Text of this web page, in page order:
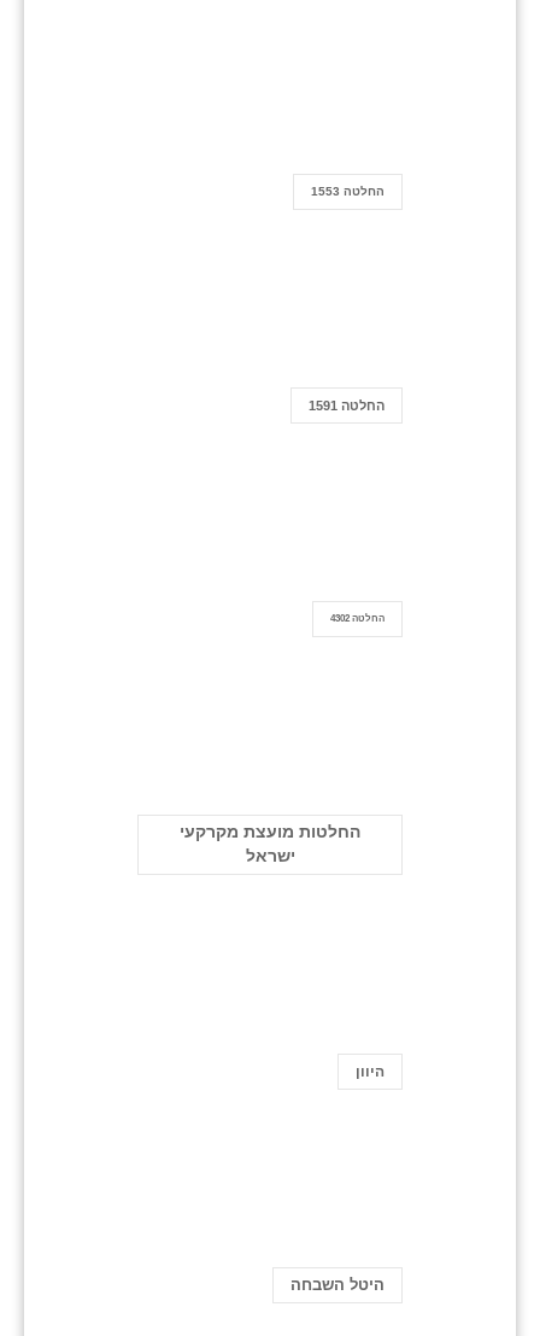
החלטה 1553
החלטה 1591
החלטה 4302
החלטות מועצת מקרקעי
ישראל
היוון
היטל השבחה